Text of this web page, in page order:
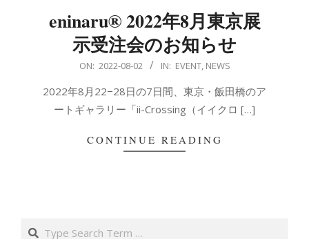
eninaru® 2022年8月東京展
示受注会のお知らせ
02
ON: 2022-08-02 IN: EVENT, NEWS
2022年8月22−28日の7日間、東京・飯田橋のア
ートギャラリー「ii-Crossing（イイクロ […]
CONTINUE READING
Search